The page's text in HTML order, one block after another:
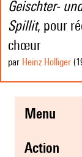
Geischter-
Spillit, pour
chœur
par Heinz Holliger
menu
action